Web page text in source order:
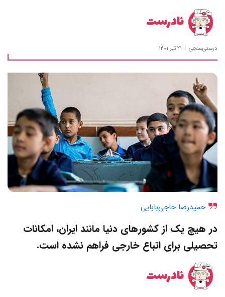
نادرست
درستی‌سنجی ۲۱ تیر ۱۴۰۱
حمیدرضا حاجی‌بابایی
در هیچ یک از کشورهای دنیا مانند ایران، امکانات
تحصیلی برای اتباع خارجی فراهم نشده است.
نادرست